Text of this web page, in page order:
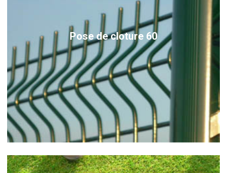
Pose de cloture 60